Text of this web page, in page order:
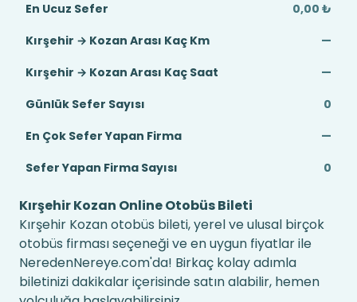
En Ucuz Sefer
0,00 ₺
Kırşehir → Kozan Arası Kaç Km
—
Kırşehir → Kozan Arası Kaç Saat
—
Günlük Sefer Sayısı
0
En Çok Sefer Yapan Firma
—
Sefer Yapan Firma Sayısı
0
Kırşehir Kozan Online Otobüs Bileti
Kırşehir Kozan otobüs bileti, yerel ve ulusal birçok
otobüs firması seçeneği ve en uygun fiyatlar ile
NeredenNereye.com'da! Birkaç kolay adımla
biletinizi dakikalar içerisinde satın alabilir, hemen